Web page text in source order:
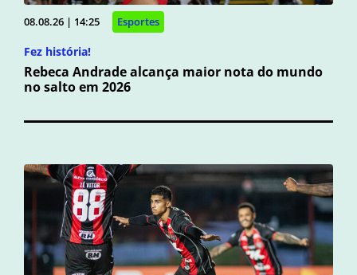
08.08.26 | 14:25 Esportes
Fez história!
Rebeca Andrade alcança maior nota do mundo
no salto em 2026